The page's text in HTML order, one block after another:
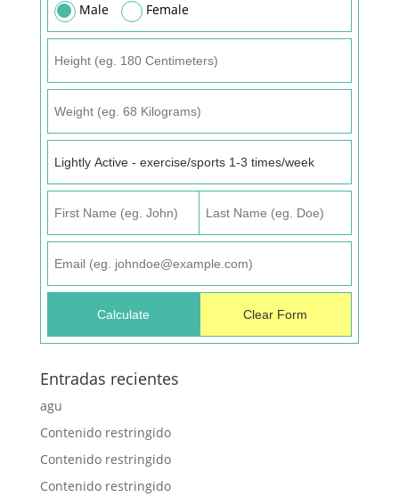
Male Female
Entradas recientes
agu
Contenido restringido
Contenido restringido
Contenido restringido